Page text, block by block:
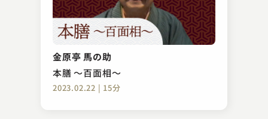
金原亭 馬の助
本膳 ～百面相～
2023.02.22 | 15分
古今亭 菊太楼
長短
2023.10.26 | 13分